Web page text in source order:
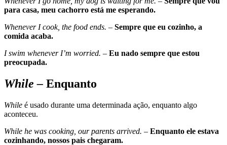
para casa, meu cachorro está me esperando.
Whenever I cook, the food ends. – Sempre que eu cozinho, a
comida acaba.
I swim whenever I’m worried. – Eu nado sempre que estou
preocupada.
While – Enquanto
While é usado durante uma determinada ação, enquanto algo
aconteceu.
While he was cooking, our parents arrived. – Enquanto ele estava
cozinhando, nossos pais chegaram.